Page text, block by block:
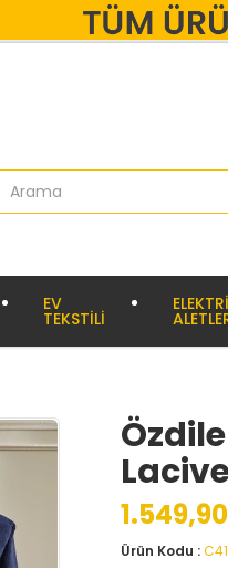
EV
TEKSTİLİ
Ürün Kodu :